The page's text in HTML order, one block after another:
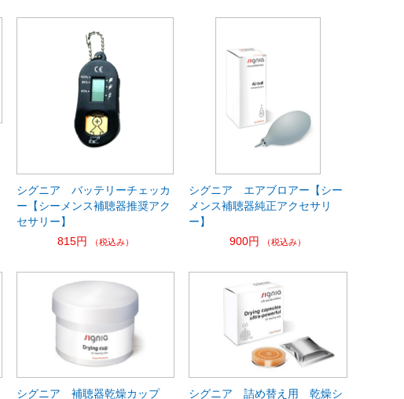
シグニア バッテリーチェッカ
ー【シーメンス補聴器推奨アク
セサリー】
815円
（税込み）
シグニア エアブロアー【シー
メンス補聴器純正アクセサリ
ー】
900円
（税込み）
シグニア 補聴器乾燥カップ
シグニア 詰め替え用 乾燥シ